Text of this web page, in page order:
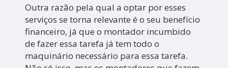
Outra razão pela qual a optar por esses
serviços se torna relevante é o seu benefício
financeiro, já que o montador incumbido
de fazer essa tarefa já tem todo o
maquinário necessário para essa tarefa.